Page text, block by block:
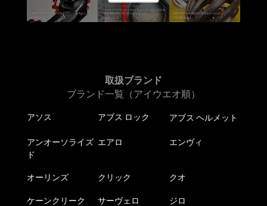
取扱ブランド
ブランド一覧（アイウエオ順）
アソス アブス ロック アブス ヘルメット
アンオーソライズ
ド
エアロ エンヴィ
オーリンズ クリック クオ
ケーンクリーク サーヴェロ ジロ